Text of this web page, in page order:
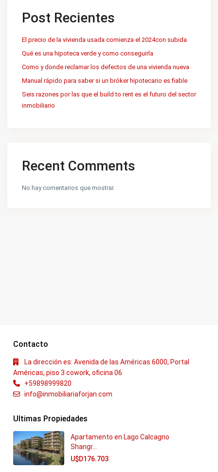
Post Recientes
El precio de la vivienda usada comienza el 2024con subida
Qué es una hipoteca verde y como conseguirla
Como y donde reclamar los defectos de una vivienda nueva
Manual rápido para saber si un bróker hipotecario es fiable
Seis razones por las que el build to rent es el futuro del sector
inmobiliario
Recent Comments
No hay comentarios que mostrar.
Contacto
La dirección es: Avenida de las Américas 6000, Portal
Américas, piso 3 cowork, oficina 06
+59898999820
info@inmobiliariaforjan.com
Ultimas Propiedades
Apartamento en Lago Calcagno
Shangr...
U$D176.703